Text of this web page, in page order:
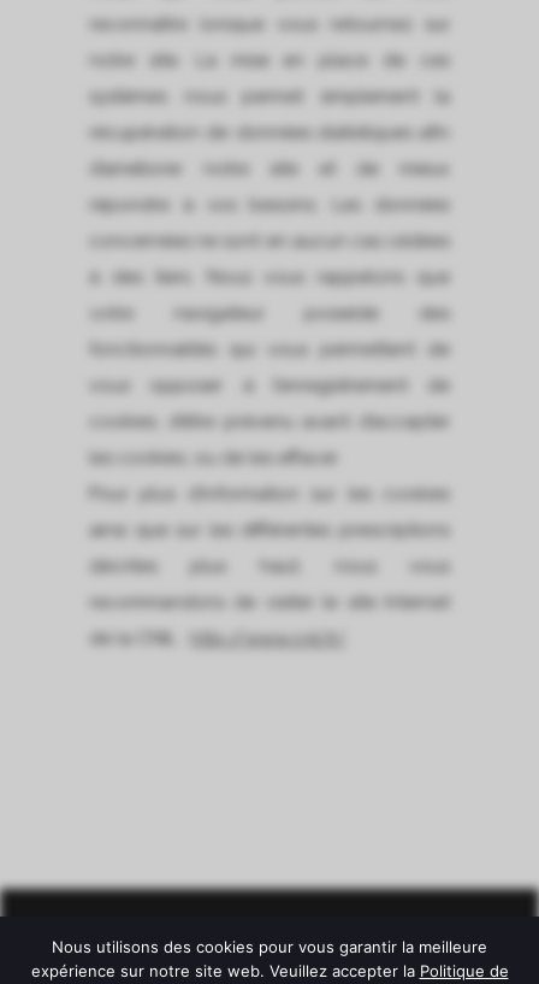
reconnaître lorsque vous retournez sur
notre site. La mise en place de ces
systèmes nous permet simplement la
récupération de données statistiques afin
d’améliorer notre site et de mieux
répondre à vos besoins. Les données
concernées ne sont en aucun cas cédées
à des tiers. Nous vous rappelons que
votre navigateur possède des
fonctionnalités qui vous permettent de
vous opposer à l’enregistrement de
cookies, d’être prévenu avant d’accepter
les cookies, ou de les effacer.
Pour plus d’information sur les cookies
ainsi que sur les différentes prescriptions
décrites plus haut, nous vous
recommandons de visiter le site Internet
de la CNIL :
http://www.cnil.fr/
Nous utilisons des cookies pour vous garantir la meilleure
expérience sur notre site web. Veuillez accepter la Politique de